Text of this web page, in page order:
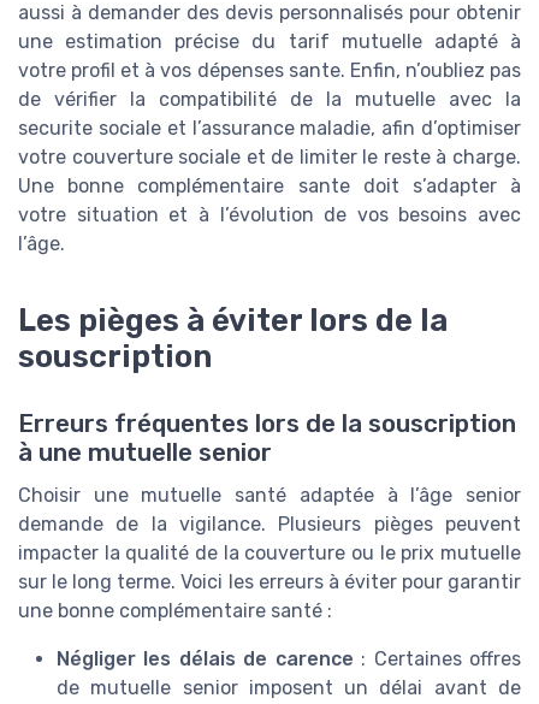
aussi à demander des devis personnalisés pour obtenir
une estimation précise du tarif mutuelle adapté à
votre profil et à vos dépenses sante. Enfin, n’oubliez pas
de vérifier la compatibilité de la mutuelle avec la
securite sociale et l’assurance maladie, afin d’optimiser
votre couverture sociale et de limiter le reste à charge.
Une bonne complémentaire sante doit s’adapter à
votre situation et à l’évolution de vos besoins avec
l’âge.
Les pièges à éviter lors de la
souscription
Erreurs fréquentes lors de la souscription
à une mutuelle senior
Choisir une mutuelle santé adaptée à l’âge senior
demande de la vigilance. Plusieurs pièges peuvent
impacter la qualité de la couverture ou le prix mutuelle
sur le long terme. Voici les erreurs à éviter pour garantir
une bonne complémentaire santé :
Négliger les délais de carence : Certaines offres
de mutuelle senior imposent un délai avant de